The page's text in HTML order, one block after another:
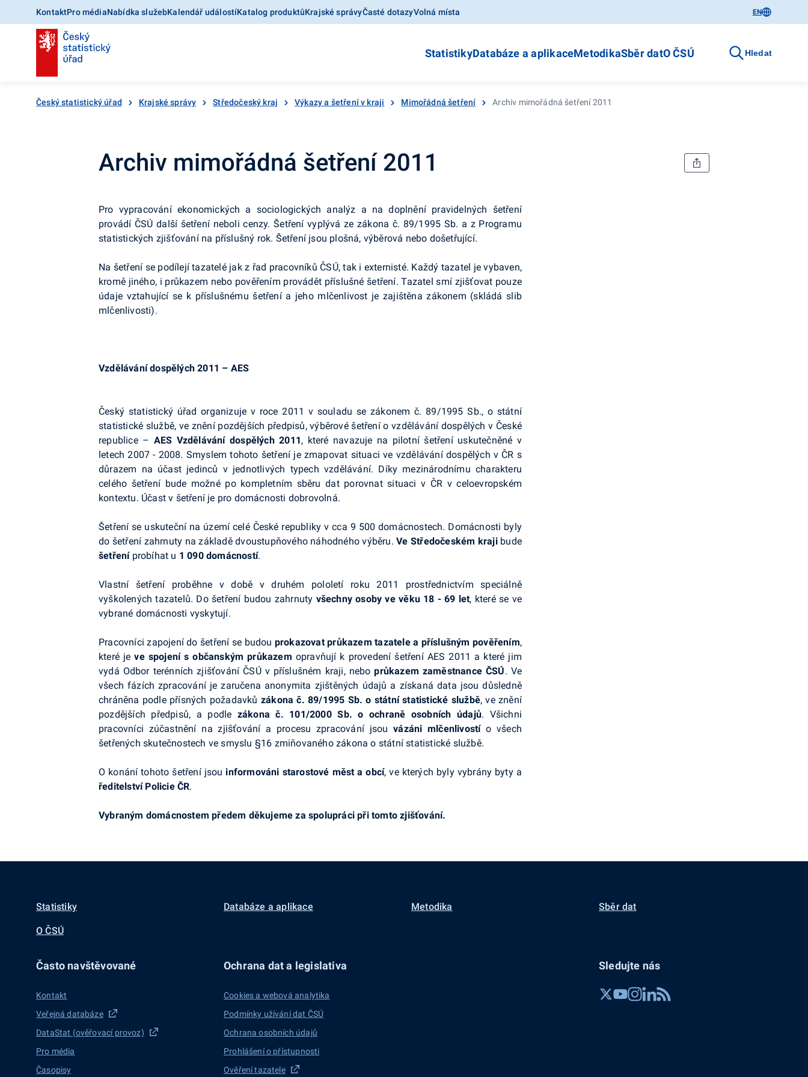
KontaktPro médiaNabídka služebKalendář událostíKatalog produktůKrajské správyČasté dotazyVolná místa EN
StatistikyDatabáze a aplikaceMetodikaSběr datO ČSÚ Hledat
Český statistický úřad Krajské správy Středočeský kraj Výkazy a šetření v kraji Mimořádná šetření Archiv mimořádná šetření 2011
Archiv mimořádná šetření 2011
Pro vypracování ekonomických a sociologických analýz a na doplnění pravidelných šetření
provádí ČSÚ další šetření neboli cenzy. Šetření vyplývá ze zákona č. 89/1995 Sb. a z Programu
statistických zjišťování na příslušný rok. Šetření jsou plošná, výběrová nebo došetřující.
Na šetření se podílejí tazatelé jak z řad pracovníků ČSÚ, tak i externisté. Každý tazatel je vybaven,
kromě jiného, i průkazem nebo pověřením provádět příslušné šetření. Tazatel smí zjišťovat pouze
údaje vztahující se k příslušnému šetření a jeho mlčenlivost je zajištěna zákonem (skládá slib
mlčenlivosti).
Vzdělávání dospělých 2011 – AES
Český statistický úřad organizuje v roce 2011 v souladu se zákonem č. 89/1995 Sb., o státní
statistické službě, ve znění pozdějších předpisů, výběrové šetření o vzdělávání dospělých v České
republice – AES Vzdělávání dospělých 2011, které navazuje na pilotní šetření uskutečněné v
letech 2007 - 2008. Smyslem tohoto šetření je zmapovat situaci ve vzdělávání dospělých v ČR s
důrazem na účast jedinců v jednotlivých typech vzdělávání. Díky mezinárodnímu charakteru
celého šetření bude možné po kompletním sběru dat porovnat situaci v ČR v celoevropském
kontextu. Účast v šetření je pro domácnosti dobrovolná.
Šetření se uskuteční na území celé České republiky v cca 9 500 domácnostech. Domácnosti byly
do šetření zahrnuty na základě dvoustupňového náhodného výběru.Ve Středočeském krajibude
šetřeníprobíhat u 1 090 domácností.
Vlastní šetření proběhne v době v druhém pololetí roku 2011 prostřednictvím speciálně
vyškolených tazatelů. Do šetření budou zahrnuty všechny osoby ve věku 18 - 69 let, které se ve
vybrané domácnosti vyskytují.
Pracovníci zapojení do šetření se budou prokazovat průkazem tazatele a příslušným pověřením,
které jeve spojení s občanským průkazem opravňují k provedení šetření AES 2011 a které jim
vydá Odbor terénních zjišťování ČSÚ v příslušném kraji, neboprůkazem zaměstnance ČSÚ. Ve
všech fázích zpracování je zaručena anonymita zjištěných údajů a získaná data jsou důsledně
chráněna podle přísných požadavků zákona č. 89/1995 Sb. o státní statistické službě, ve znění
pozdějších předpisů, a podle zákona č. 101/2000 Sb. o ochraně osobních údajů. Všichni
pracovníci zúčastnění na zjišťování a procesu zpracování jsouvázáni mlčenlivostío všech
šetřených skutečnostech ve smyslu §16 zmiňovaného zákona o státní statistické službě.
O konání tohoto šetření jsou informováni starostové měst a obcí, ve kterých byly vybrány byty a
ředitelství Policie ČR.
Vybraným domácnostem předem děkujeme za spolupráci při tomto zjišťování.
Statistiky Databáze a aplikace Metodika Sběr dat
O ČSÚ
Často navštěvované
Kontakt
Veřejná databáze
DataStat (ověřovací provoz)
Pro média
Časopisy
Ochrana dat a legislativa
Cookies a webová analytika
Podmínky užívání dat ČSÚ
Ochrana osobních údajů
Prohlášení o přístupnosti
Ověření tazatele
Sledujte nás